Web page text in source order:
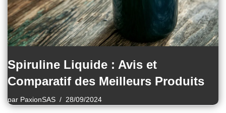
Spiruline Liquide : Avis et
Comparatif des Meilleurs Produits
par PaxionSAS 28/09/2024